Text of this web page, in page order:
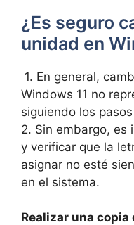
¿Es seguro
unidad en
1. En general,
Windows 11 no‌
siguiendo ⁢los
2. Sin embargo, es
y verificar que la⁢
asignar no esté⁢
en el sistema.
Realizar⁤ una